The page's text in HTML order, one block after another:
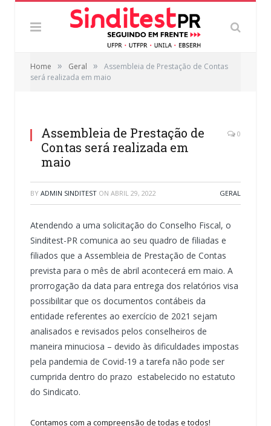
Home » Geral »
Assembleia de Prestação de Contas
será realizada em maio
Assembleia de Prestação de
Contas será realizada em
maio
0
BY ADMIN SINDITEST ON ABRIL 29, 2022 GERAL
Atendendo a uma solicitação do Conselho Fiscal, o
Sinditest-PR comunica ao seu quadro de filiadas e
filiados que a Assembleia de Prestação de Contas
prevista para o mês de abril acontecerá em maio. A
prorrogação da data para entrega dos relatórios visa
possibilitar que os documentos contábeis da
entidade referentes ao exercício de 2021 sejam
analisados e revisados pelos conselheiros de
maneira minuciosa – devido às dificuldades impostas
pela pandemia de Covid-19 a tarefa não pode ser
cumprida dentro do prazo estabelecido no estatuto
do Sindicato.
Contamos com a compreensão de todas e todos!